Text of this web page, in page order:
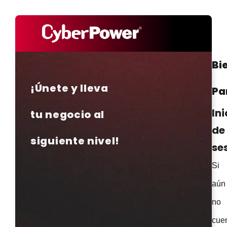
¡Únete y lleva
tu negocio al
siguiente nivel!
de
Si
aún
no